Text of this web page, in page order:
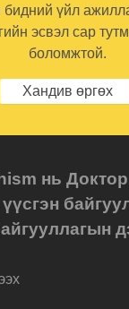
бидний үйл
эсвэл сар
боломжтой.
Хандив өргөх
нь